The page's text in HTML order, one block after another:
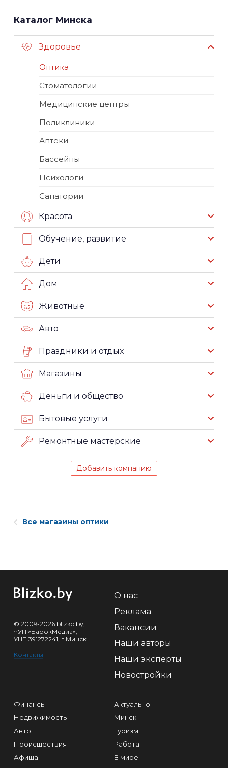
Каталог Минска
Здоровье
Оптика
Стоматологии
Медицинские центры
Поликлиники
Аптеки
Бассейны
Психологи
Санатории
Красота
Обучение, развитие
Дети
Дом
Животные
Авто
Праздники и отдых
Магазины
Деньги и общество
Бытовые услуги
Ремонтные мастерские
Добавить компанию
Все магазины оптики
© 2009-2026 blizko.by,
ЧУП «БарокМедиа»,
УНП 391272241, г.Минск
Контакты
О нас
Реклама
Вакансии
Наши авторы
Наши эксперты
Новостройки
Финансы
Недвижимость
Авто
Происшествия
Афиша
Актуально
Минск
Туризм
Работа
В мире